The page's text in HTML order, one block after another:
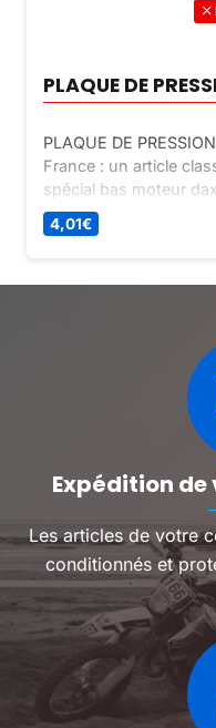
PLAQUE DE
PLAQUE DE
France : un article
spécial bas moteur
4,01€
Expédition
Les articles de votre
conditionnés et